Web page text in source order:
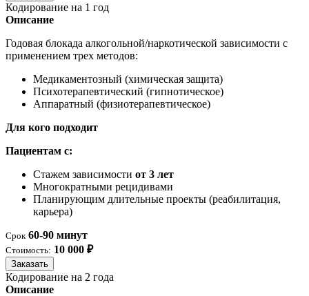
Кодирование на 1 год
Описание
Годовая блокада алкогольной/наркотической зависимости с
применением трех методов:
Медикаментозный (химическая защита)
Психотерапевтический (гипнотическое)
Аппаратный (физиотерапевтическое)
Для кого подходит
Пациентам с:
Стажем зависимости от 3 лет
Многократными рецидивами
Планирующим длительные проекты (реабилитация,
карьера)
Срок 60-90 минут
Стоимость: 10 000 ₽
Заказать
Кодирование на 2 года
Описание